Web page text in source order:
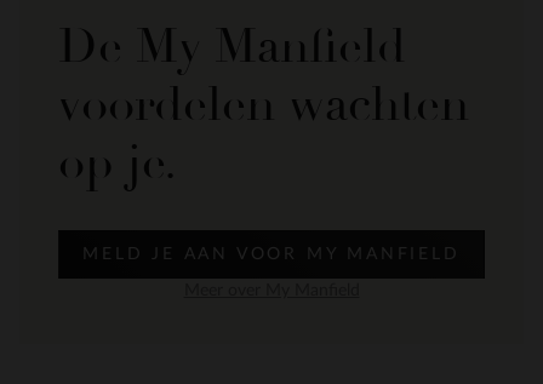
De My Manfield
voordelen wachten
op je.
MELD JE AAN VOOR MY MANFIELD